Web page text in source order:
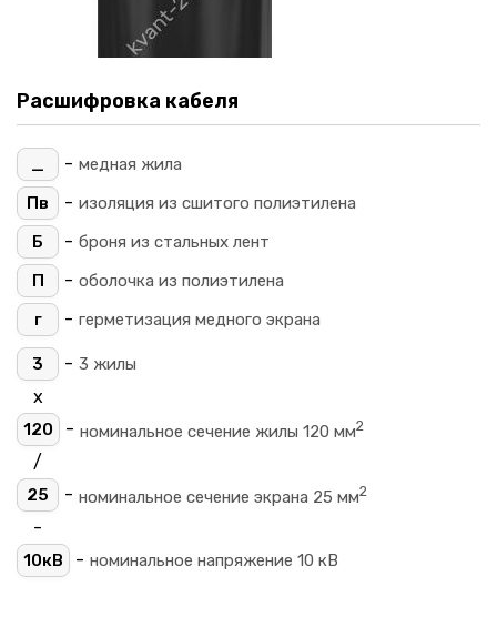
Расшифровка кабеля
_ - медная жила
Пв
- изоляция из сшитого полиэтилена
Б
- броня из стальных лент
П
- оболочка из полиэтилена
г
- герметизация медного экрана
3 - 3 жилы
х
120 - номинальное сечение жилы 120 мм2
/
25 - номинальное сечение экрана 25 мм2
-
10кВ - номинальное напряжение 10 кВ